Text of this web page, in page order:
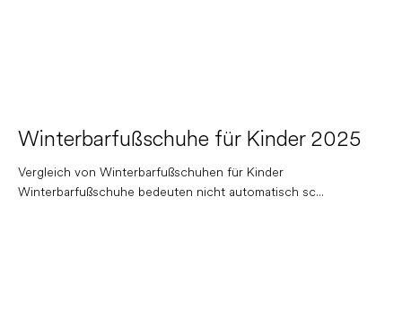
Winterbarfußschuhe für Kinder 2025
Vergleich von Winterbarfußschuhen für Kinder
Winterbarfußschuhe bedeuten nicht automatisch sc...